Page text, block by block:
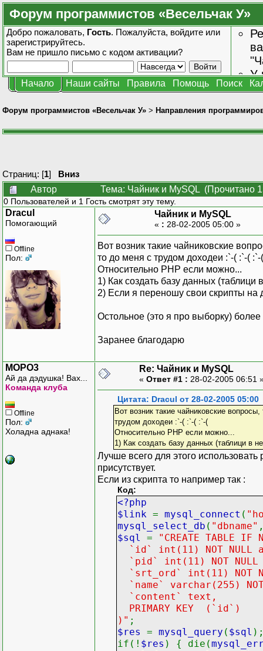
Форум программистов «Весельчак У»
Добро пожаловать, Гость. Пожалуйста, войдите или
зарегистрируйтесь.
Вам не пришло письмо с кодом активации?
У
Начало Наши сайты Правила Помощь Поиск
Форум программистов «Весельчак У» > Направления
Страниц: [1] Вниз
Автор
Тема: Чайник и MySQL (Прочитано
0 Пользователей и 1 Гость смотрят эту тему.
Dracul
Помогающий
Offline
Пол:
Чайник и MySQL
« : 28-02-2005 05:00 »
Вот возник такие чайниковские
то до меня с трудом доходеи :`-( :`-( :`-(
Относительно PHP если можно...
1) Как создать базу данных (таблици
2) Если я переношу свои скрипты на
Остольное (это я про выборку)
Заранее благодарю
MOPO3
Ай да дэдушка! Вах...
Команда клуба
Offline
Пол:
Холадна аднака!
Re: Чайник и MySQL
« Ответ #1 : 28-02-2005 06:51
Цитата: Dracul от 28-02-2005 05:00
Вот возник такие чайниковские
трудом доходеи :`-( :`-( :`-(
Относительно PHP если можно...
1) Как создать базу данных (таблици в
Лучше всего для этого
присутствует.
Если из скрипта то например так :
Код:
<?php
$link = mysql_connect (
mysql_select_db ( "dbname"
$sql =
"CREATE TABLE IF
`id` int(11) NOT NULL
`pid` int(11) NOT NULL
`srt_ord` int(11) NOT
`name` varchar(255)
`content` text,
PRIMARY KEY (`id`)
)" ;
$res = mysql_query ( $sql
if(! $res ) { die(